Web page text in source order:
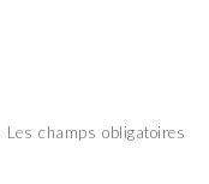
Les champs obligatoires